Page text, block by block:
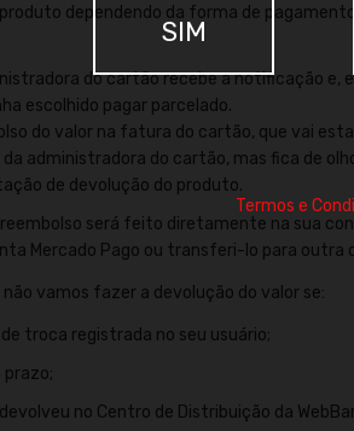
dependendo da forma de
do cartão recebe a notificação e,
escolhido pagar parcelado.
do valor na fatura do cartão, que vai
da administradora do cartão, mas fica de
de devolução do produto.
reembolso será feito diretamente na sua
Mercado Pago ou transferi-lo para
vamos fazer a devolução do valor se:
troca registrada no seu usuário;
no Centro de Distribuição da
SIM
Termos e